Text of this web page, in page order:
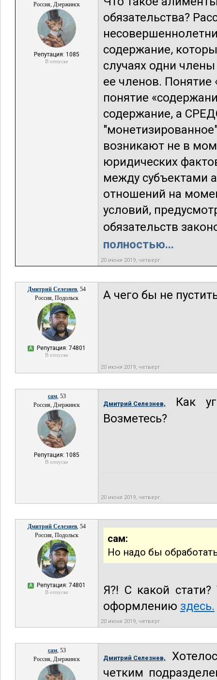
Россия, Дзержинск
Репутация: 1085
В отпуске
обязательства?
содержание,
случаях одни
ее членов.
понятие
содержание, а
возникают не в
юридических
между субъектами
отношений на
условий,
обязательств
полностью...
20 июня 2019, четверг
Дмитрий Селезнев, 54
Россия, Подольск
А Репутация: 74801
В отпуске
А чего бы не
20 июня 2019, четверг
сам, 53
Россия, Дзержинск
Репутация: 1085
В отпуске
Дмитрий Селезнев,
Как
Возметесь?
20 июня 2019, четверг
Дмитрий Селезнев, 54
Россия, Подольск
А Репутация: 74801
В отпуске
сам:
Но надо бы
Я?! С какой
оформлению здесь.
20 июня 2019, четверг
сам, 53
Россия, Дзержинск
Дмитрий Селезнев,
четким